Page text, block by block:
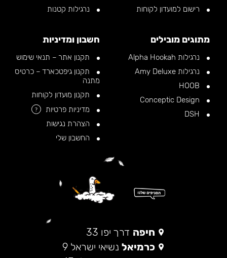
רישום למועדון לקוחות
נרגילות קטנות
מתוגים מובילים
נרגילות Alpha Hookah
נרגילות Amy Deluxe
חשבון ומדיניות
תקנון אתר – תנאי שימוש
תקנון גיפטכארד – כרטיס
מתנה
תקנון מועדון לקוחות
מדיניות פרטיות
?
הצהרת נגישות
החשבון שלי
חיפה דרך יפו 33
כרמיאל נשיאי ישראל 9